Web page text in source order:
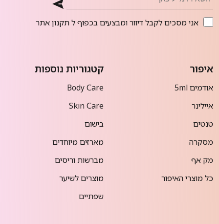
אני מסכים לקבל דיוור ומבצעים בכפוף לתקנון אתר
איפור
אודמים 5ml
איילינר
טנטים
מסקרה
מק אף
כל מוצרי האיפור
קטגוריות נוספות
Body Care
Skin Care
בישום
מארזים מיוחדים
מברשות וריסים
מוצרים לשיער
שפתיים